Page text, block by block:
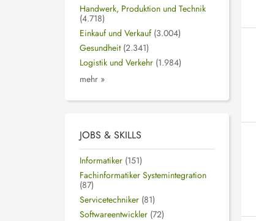
Handwerk, Produktion und Technik
(4.718)
Einkauf und Verkauf (3.004)
Gesundheit (2.341)
Logistik und Verkehr (1.984)
mehr »
JOBS & SKILLS
Informatiker (151)
Fachinformatiker Systemintegration
(87)
Servicetechniker (81)
Softwareentwickler (72)